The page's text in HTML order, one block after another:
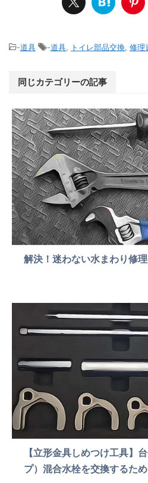
-道具 -道具, トイレ部品交換, 修理
同じカテゴリーの記事
解決！迷わない水まわり修
【立形金具しめつけ工具】
プ）混合水栓を交換するた